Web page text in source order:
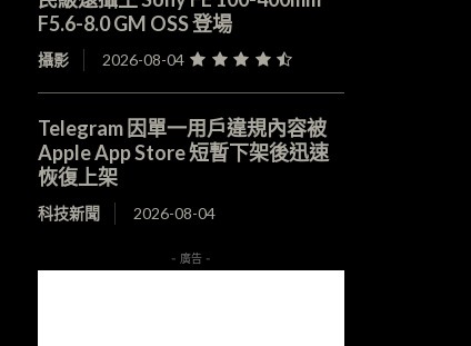
F5.6-8.0 GM OSS 登場
攝影 2026-08-04
Telegram 因單一用戶違規內容被
Apple App Store 短暫下架後迅速
恢復上架
科技新聞 2026-08-04
- 廣告 -